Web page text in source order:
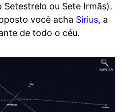
Setestrelo ou Sete Irmãs).
você acha Sírius, a
de todo o céu.